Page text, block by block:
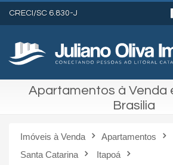
CRECI/SC 6.830-J
Apartamentos à Venda
Brasilia
Imóveis à Venda
Apartamentos
Santa Catarina
Itapoá